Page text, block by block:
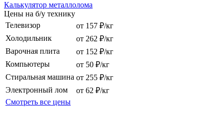
Калькулятор металлолома
Цены на б/у технику
Телевизор
от 157 ₽/кг
Холодильник
от 262 ₽/кг
Варочная плита
от 152 ₽/кг
Компьютеры
от 50 ₽/кг
Стиральная машина от 255 ₽/кг
Электронный лом
от 62 ₽/кг
Смотреть все цены